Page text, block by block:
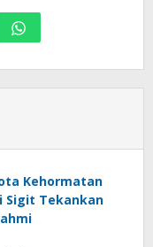
Kehormatan
Sigit Tekankan